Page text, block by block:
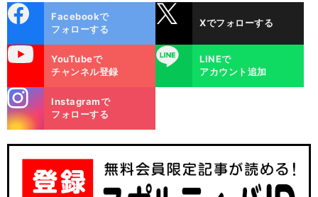
ok
Facebookで
フォローする
Xでフォローする
YouTubeで
チャンネル登録
LINE
LINEで
アカウント追加
m
Instagramで
フォローする